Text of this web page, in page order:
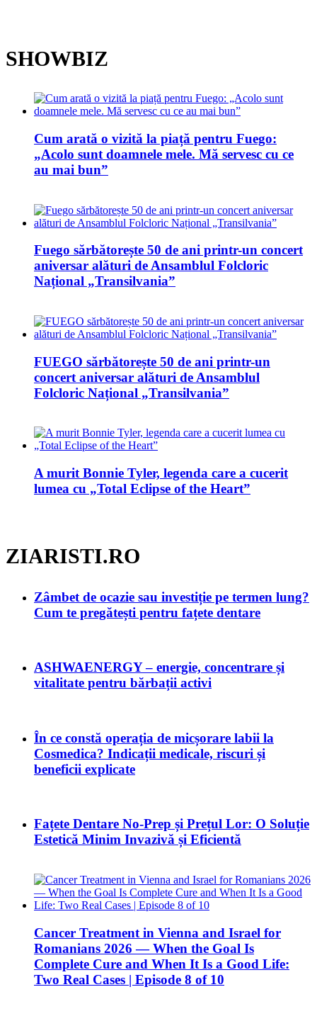
SHOWBIZ
Cum arată o vizită la piață pentru Fuego:
„Acolo sunt doamnele mele. Mă servesc cu ce
au mai bun”
Fuego sărbătorește 50 de ani printr-un concert
aniversar alături de Ansamblul Folcloric
Național „Transilvania”
FUEGO sărbătorește 50 de ani printr-un
concert aniversar alături de Ansamblul
Folcloric Național „Transilvania”
A murit Bonnie Tyler, legenda care a cucerit
lumea cu „Total Eclipse of the Heart”
ZIARISTI.RO
Zâmbet de ocazie sau investiție pe termen lung?
Cum te pregătești pentru fațete dentare
ASHWAENERGY – energie, concentrare și
vitalitate pentru bărbații activi
În ce constă operația de micșorare labii la
Cosmedica? Indicații medicale, riscuri și
beneficii explicate
Fațete Dentare No-Prep și Prețul Lor: O Soluție
Estetică Minim Invazivă și Eficientă
Cancer Treatment in Vienna and Israel for
Romanians 2026 — When the Goal Is
Complete Cure and When It Is a Good Life:
Two Real Cases | Episode 8 of 10